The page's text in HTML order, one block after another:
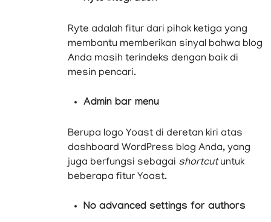
Ryte adalah fitur dari pihak ketiga yang
membantu memberikan sinyal bahwa blog
Anda masih terindeks dengan baik di
mesin pencari.
Admin bar menu
Berupa logo Yoast di deretan kiri atas
dashboard WordPress blog Anda, yang
juga berfungsi sebagai shortcutuntuk
beberapa fitur Yoast.
No advanced settings for authors